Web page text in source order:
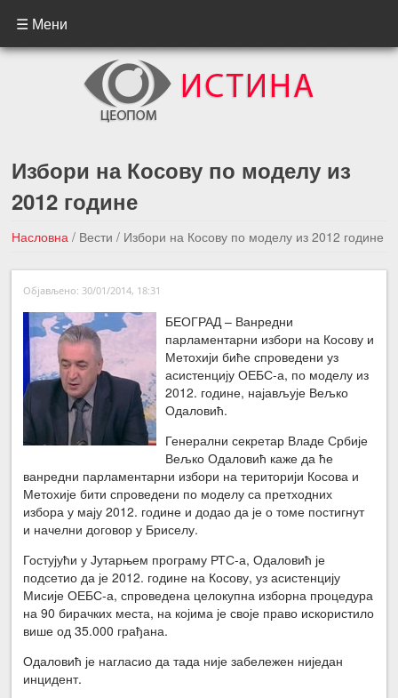
☰ Мени
Избори на Косову по моделу из
2012 године
Насловна / Вести/ Избори на Косову по моделу из 2012 године
←Претходна вест
Следећа вест →
Објављено: 30/01/2014, 18:31
БЕОГРАД – Ванредни
парламентарни избори на Косову и
Метохији биће спроведени уз
асистенцију ОЕБС-а, по моделу из
2012. године, најављује Вељко
Одаловић.
Генерални секретар Владе Србије
Вељко Одаловић каже да ће
ванредни парламентарни избори на територији Косова и
Метохије бити спроведени по моделу са претходних
избора у мају 2012. године и додао да је о томе постигнут
и начелни договор у Бриселу.
Гостујући у Јутарњем програму РТС-а, Одаловић је
подсетио да је 2012. године на Косову, уз асистенцију
Мисије ОЕБС-а, спроведена целокупна изборна процедура
на 90 бирачких места, на којима је своје право искористило
више од 35.000 грађана.
Одаловић је нагласио да тада није забележен ниједан
инцидент.